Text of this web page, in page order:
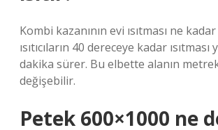
Kombi kazanının evi ısıtması ne
ısıtıcıların 40 dereceye kadar ısıtması
dakika sürer. Bu elbette alanın
değişebilir.
Petek 600×1000 ne